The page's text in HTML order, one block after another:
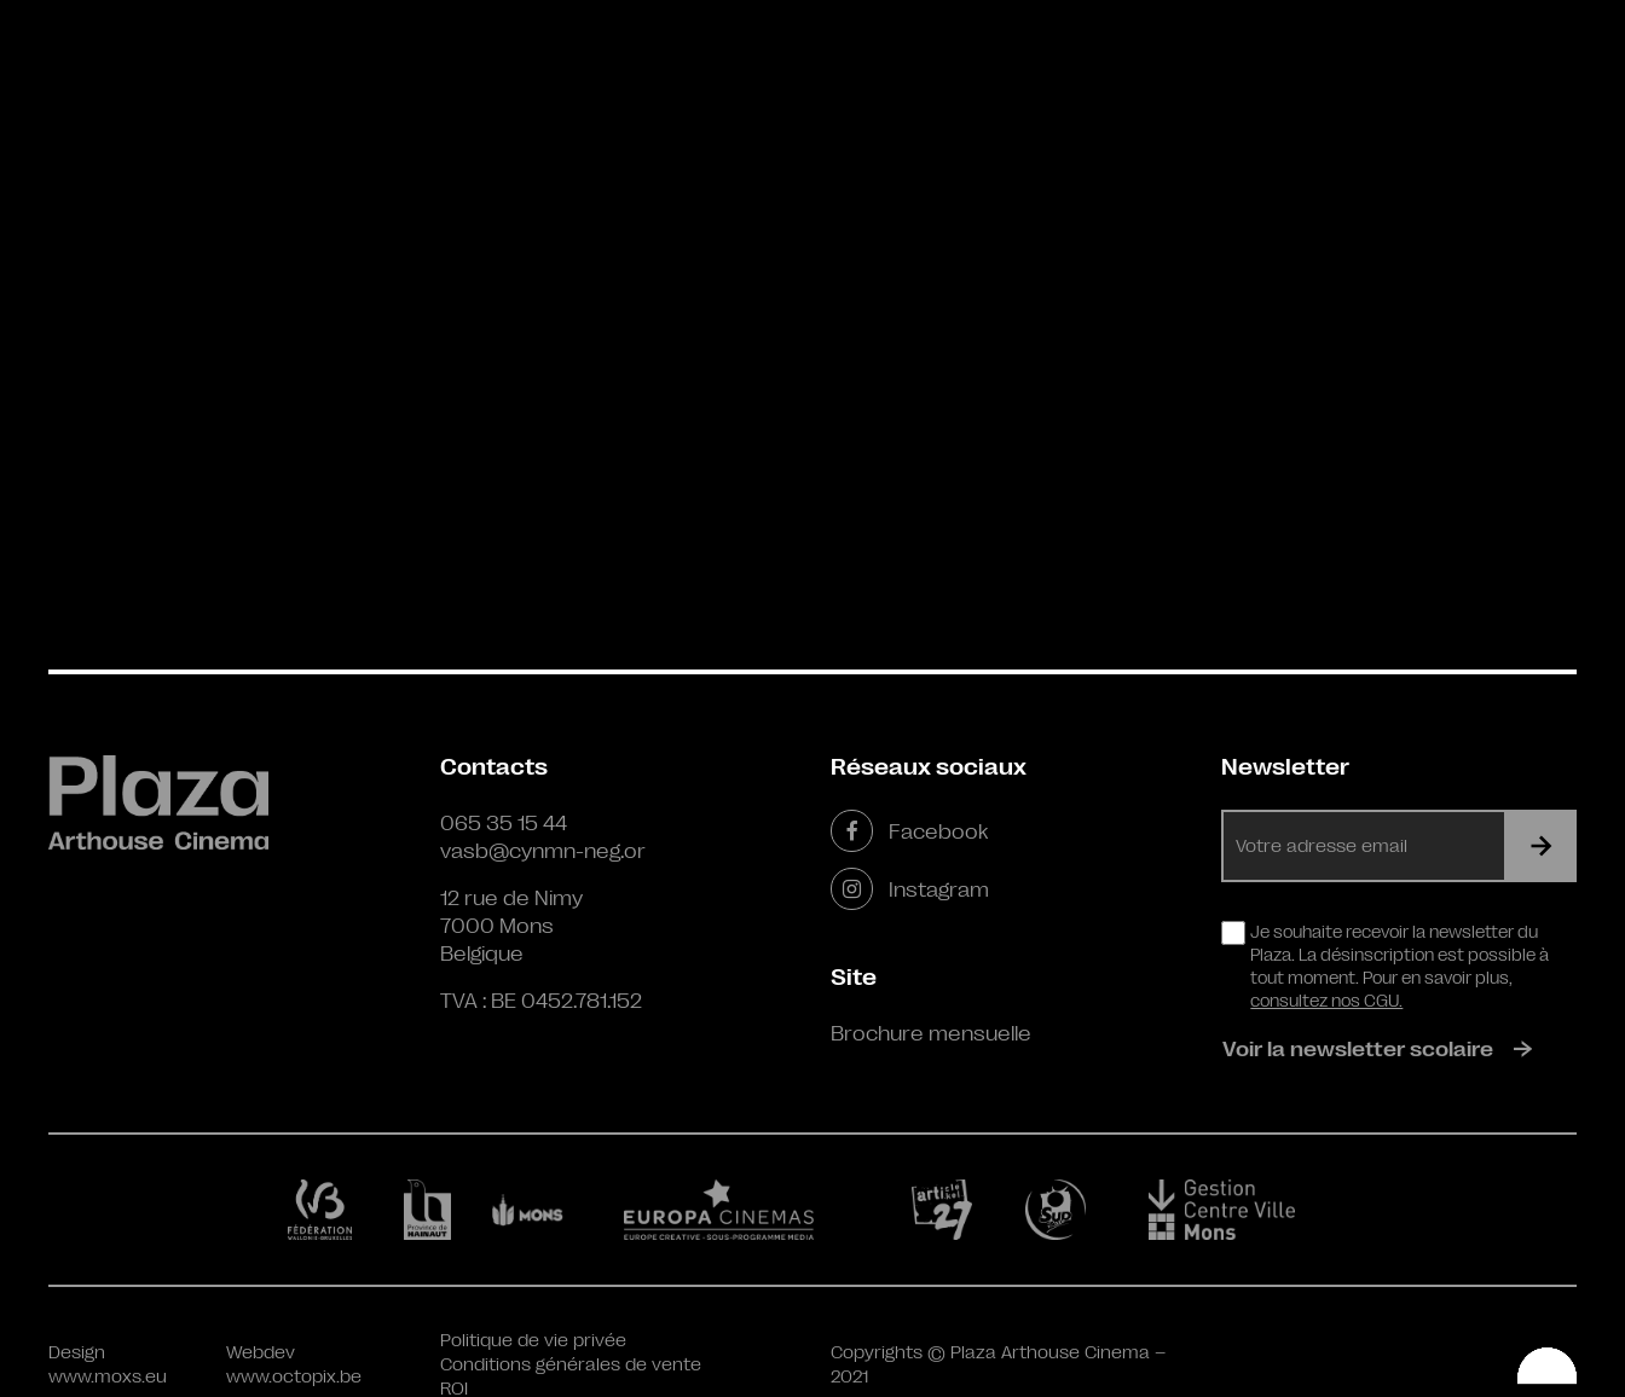
Contacts
065 35 15 44
vasb@cynmn-neg.or
12 rue de Nimy
7000 Mons
Belgique
TVA : BE 0452.781.152
Réseaux sociaux
Facebook
Instagram
Site
Brochure mensuelle
Newsletter
mail
RGPDJe souhaite recevoir la newsletter du
Plaza. La désinscription est possible à
tout moment. Pour en savoir plus,
consultez nos CGU.
Voir la newsletter scolaire
Design
www.moxs.eu
Webdev
www.octopix.be
Politique de vie privée
Conditions générales de vente
ROI
Copyrights © Plaza Arthouse Cinema –
2021